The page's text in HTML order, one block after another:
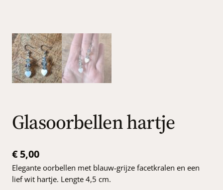
Glasoorbellen hartje
€ 5,00
Elegante oorbellen met blauw‑grijze facetkralen en een
lief wit hartje. Lengte 4,5 cm.